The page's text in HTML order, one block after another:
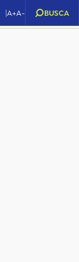
|A+A- BUSCA